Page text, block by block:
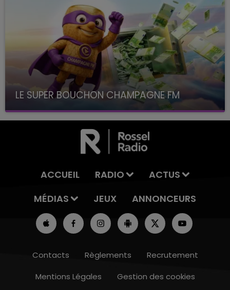
LE SUPER BOUCHON CHAMPAGNE FM
avec La Famille Champagne FM, à 8H10
ACCUEIL RADIO
ACTUS
MÉDIAS
JEUX ANNONCEURS
Contacts Règlements
Recrutement
Mentions Légales
Gestion des cookies